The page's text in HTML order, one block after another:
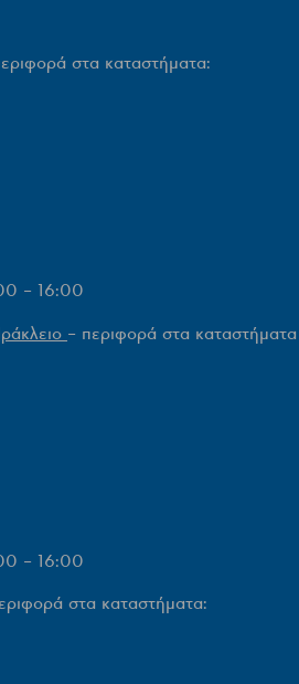
στα καταστήματα:
– 16:00
– περιφορά στα
– 16:00
στα καταστήματα: